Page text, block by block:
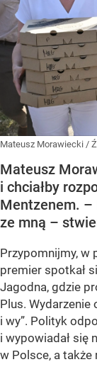
Mateusz Morawiecki /
Mateusz
i chciałby
Mentzenem. –
ze mną –
Przypomnijmy, w
premier spotkał
Jagodna, gdzie
Plus. Wydarzenie
i wy”. Polityk
i wypowiadał się
w Polsce, a także